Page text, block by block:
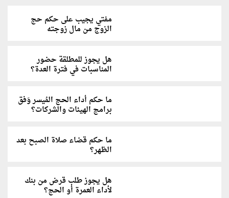
مفتي يجيب على حكم حج
الزوج من مال زوجته
هل يجوز للمطلقة حضور
المناسبات في فترة العدة؟
ما حكم أداء الحج المُيسر وَفق
برامج الهيئات والشركات؟
ما حكم قضاء صلاة الصبح بعد
الظهر؟
هل يجوز طلب قرض من بنك
لأداء العمرة أو الحج؟